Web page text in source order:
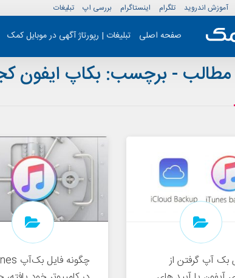
آموزش اندروید تلگرام اینستاگرام بررسی اپ تبلیغات
صفحه اصلی تبلیغات | رپورتاژ آگهی در موبایل کمک
مطالب - برچسب: بکاپ ایفون
بک آپ گرفتن از